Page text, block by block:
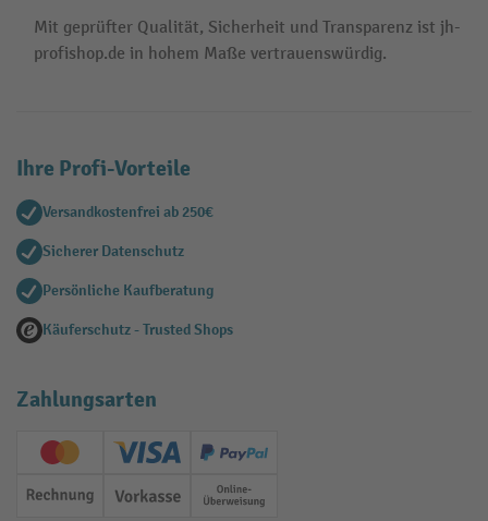
Mit geprüfter Qualität, Sicherheit und Transparenz ist jh-
profishop.de in hohem Maße vertrauenswürdig.
Ihre Profi-Vorteile
Versandkostenfrei ab 250€
Sicherer Datenschutz
Persönliche Kaufberatung
Käuferschutz - Trusted Shops
Zahlungsarten
Creditcard (Master)Creditcard (Visa)
PayPal
Rechnung Vorkasse Online-Überweisung